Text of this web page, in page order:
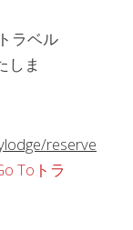
ラベル
しま
reserve
Toトラ